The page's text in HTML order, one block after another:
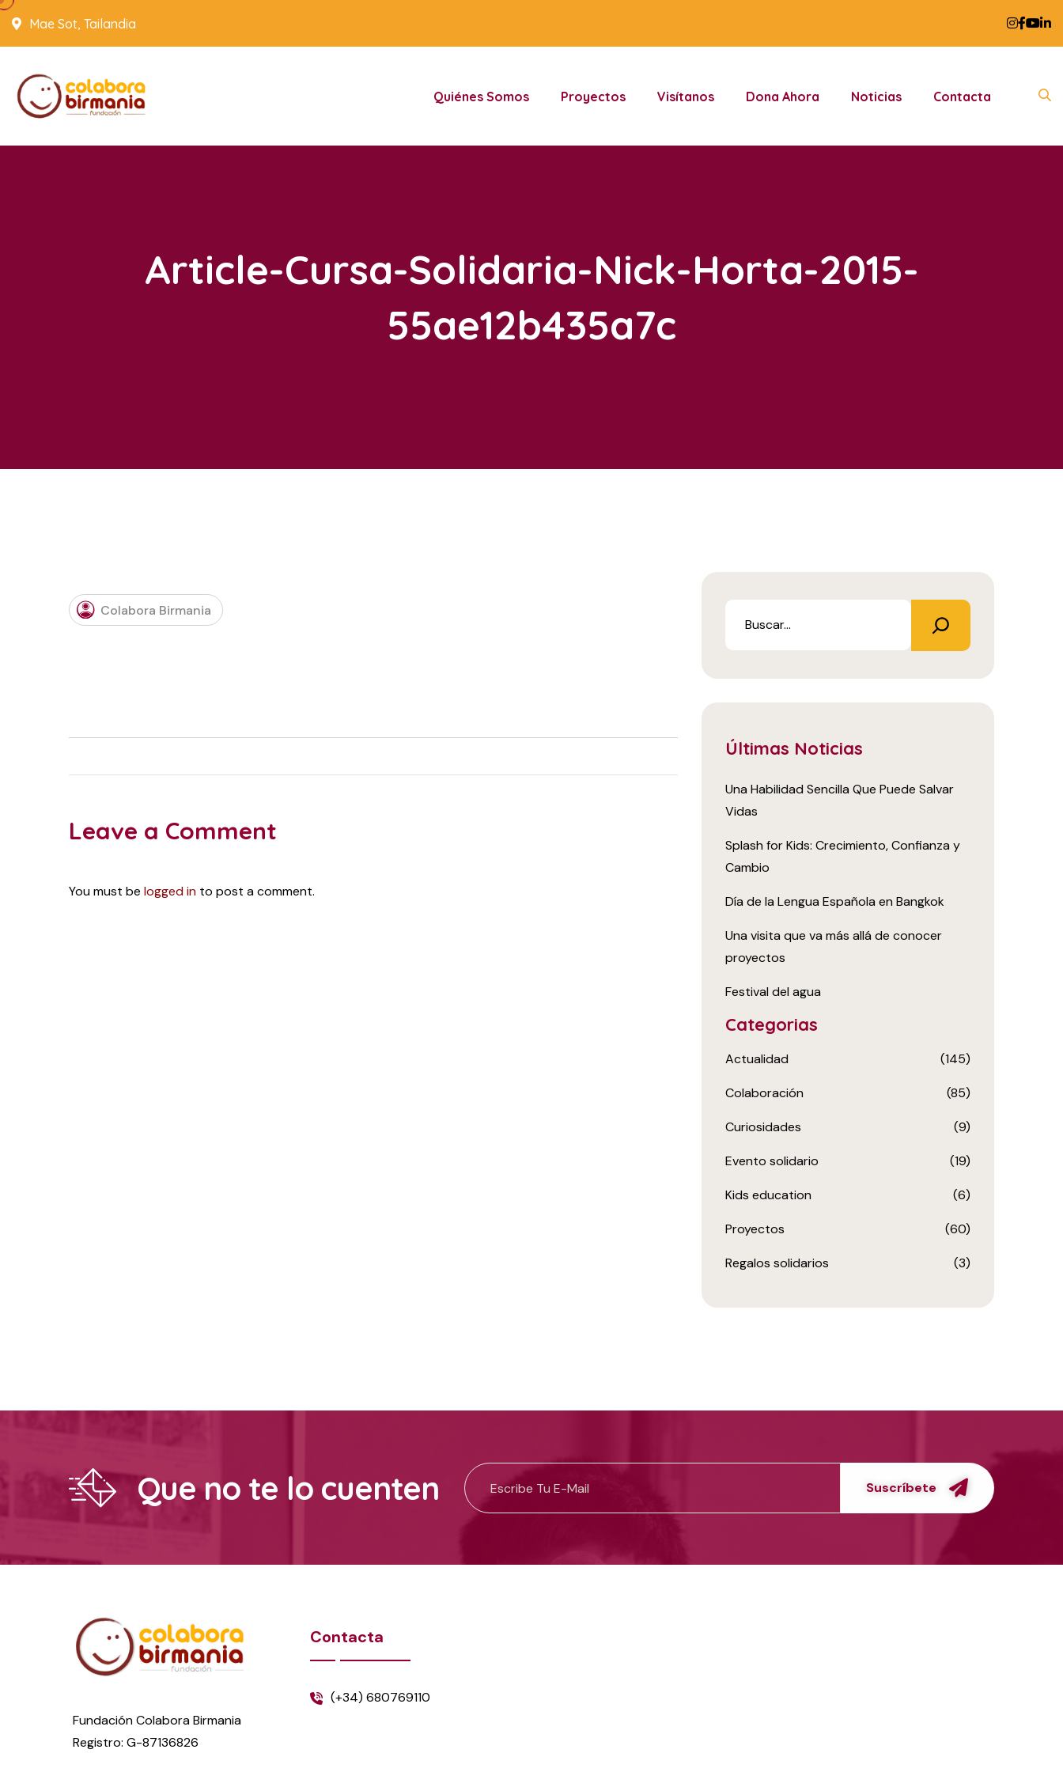
Mae Sot, Tailandia
Quiénes Somos Proyectos Visítanos Dona Ahora Noticias Contacta
Article-Cursa-Solidaria-Nick-Horta-2015-
55ae12b435a7c
Colabora Birmania
Leave a Comment
You must be logged in to post a comment.
Últimas Noticias
Una Habilidad Sencilla Que Puede Salvar
Vidas
Splash for Kids: Crecimiento, Confianza y
Cambio
Día de la Lengua Española en Bangkok
Una visita que va más allá de conocer
proyectos
Festival del agua
Categorias
Actualidad (145)
Colaboración (85)
Curiosidades (9)
Evento solidario (19)
Kids education (6)
Proyectos (60)
Regalos solidarios (3)
Que no te lo cuenten Suscríbete
Fundación Colabora Birmania
Registro: G-87136826
Contacta
(+34) 680769110